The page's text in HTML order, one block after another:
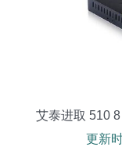
艾泰进取 510
更新